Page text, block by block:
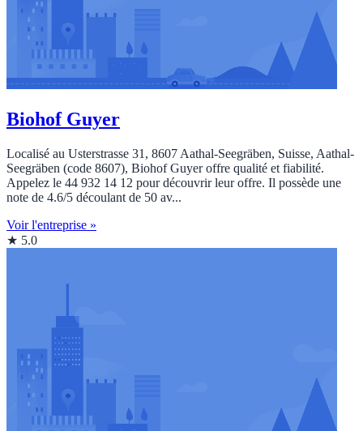
Biohof Guyer
Localisé au Usterstrasse 31, 8607 Aathal-Seegräben, Suisse, Aathal-
Seegräben (code 8607), Biohof Guyer offre qualité et fiabilité.
Appelez le 44 932 14 12 pour découvrir leur offre. Il possède une
note de 4.6/5 découlant de 50 av...
Voir l'entreprise »
★ 5.0